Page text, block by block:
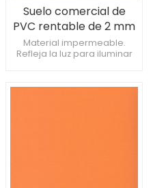
Suelo comercial de
PVC rentable de 2 mm
para cafeterías
Material impermeable.
Refleja la luz para iluminar